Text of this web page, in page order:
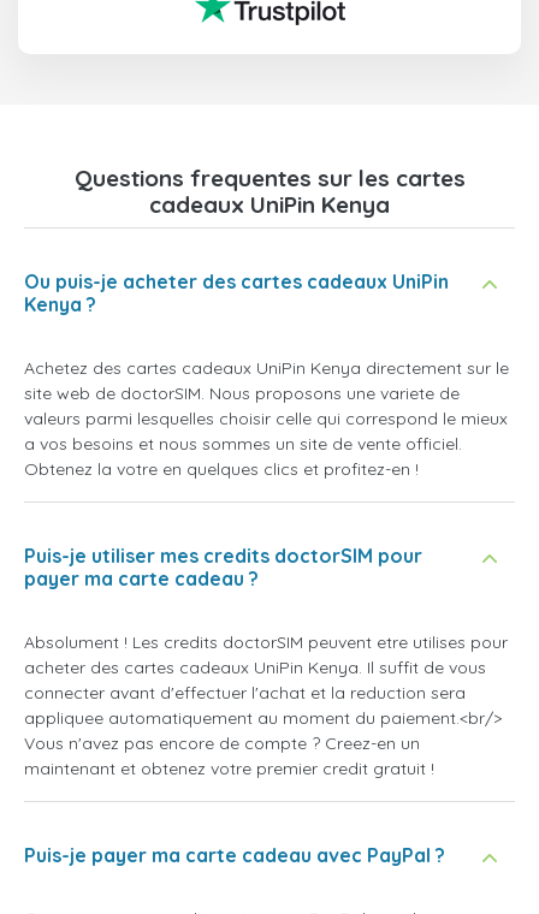
Questions frequentes sur les cartes
cadeaux UniPin Kenya
Ou puis-je acheter des cartes cadeaux UniPin
Kenya ?
Achetez des cartes cadeaux UniPin Kenya directement sur le
site web de doctorSIM. Nous proposons une variete de
valeurs parmi lesquelles choisir celle qui correspond le mieux
a vos besoins et nous sommes un site de vente officiel.
Obtenez la votre en quelques clics et profitez-en !
Puis-je utiliser mes credits doctorSIM pour
payer ma carte cadeau ?
Absolument ! Les credits doctorSIM peuvent etre utilises pour
acheter des cartes cadeaux UniPin Kenya. Il suffit de vous
connecter avant d'effectuer l'achat et la reduction sera
appliquee automatiquement au moment du paiement.<br/>
Vous n'avez pas encore de compte ? Creez-en un
maintenant et obtenez votre premier credit gratuit !
Puis-je payer ma carte cadeau avec PayPal ?